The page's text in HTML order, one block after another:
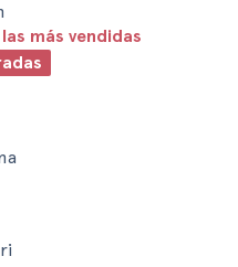
más vendidas